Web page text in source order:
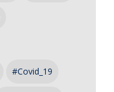
#Covid_19